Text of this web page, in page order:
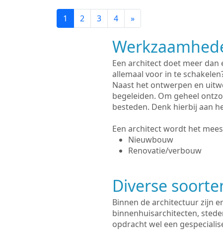
1 2 3 4 »
Een architect doet meer
allemaal voor in te
Naast het ontwerpen en
begeleiden. Om geheel
besteden. Denk hierbij aan
Een architect wordt het
Nieuwbouw
Renovatie/verbouw
Diverse
Binnen de architectuur zijn
binnenhuisarchitecten,
opdracht wel een